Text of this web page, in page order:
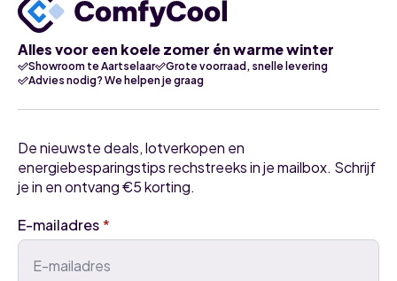
Alles voor een koele zomer én warme winter
Showroom te Aartselaar
Grote voorraad, snelle levering
Advies nodig? We helpen je graag
De nieuwste deals, lotverkopen en
energiebesparingstips rechstreeks in je mailbox. Schrijf
je in en ontvang €5 korting.
E-mailadres*